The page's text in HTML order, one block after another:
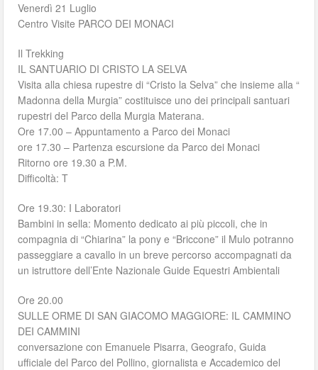
Venerdì 21 Luglio
Centro Visite PARCO DEI MONACI
Il Trekking
IL SANTUARIO DI CRISTO LA SELVA
Visita alla chiesa rupestre di “Cristo la Selva” che insieme alla “
Madonna della Murgia” costituisce uno dei principali santuari
rupestri del Parco della Murgia Materana.
Ore 17.00 – Appuntamento a Parco dei Monaci
ore 17.30 – Partenza escursione da Parco dei Monaci
Ritorno ore 19.30 a P.M.
Difficoltà: T
Ore 19.30: I Laboratori
Bambini in sella: Momento dedicato ai più piccoli, che in
compagnia di “Chiarina” la pony e “Briccone” il Mulo potranno
passeggiare a cavallo in un breve percorso accompagnati da
un istruttore dell’Ente Nazionale Guide Equestri Ambientali
Ore 20.00
SULLE ORME DI SAN GIACOMO MAGGIORE: IL CAMMINO
DEI CAMMINI
conversazione con Emanuele Pisarra, Geografo, Guida
ufficiale del Parco del Pollino, giornalista e Accademico del